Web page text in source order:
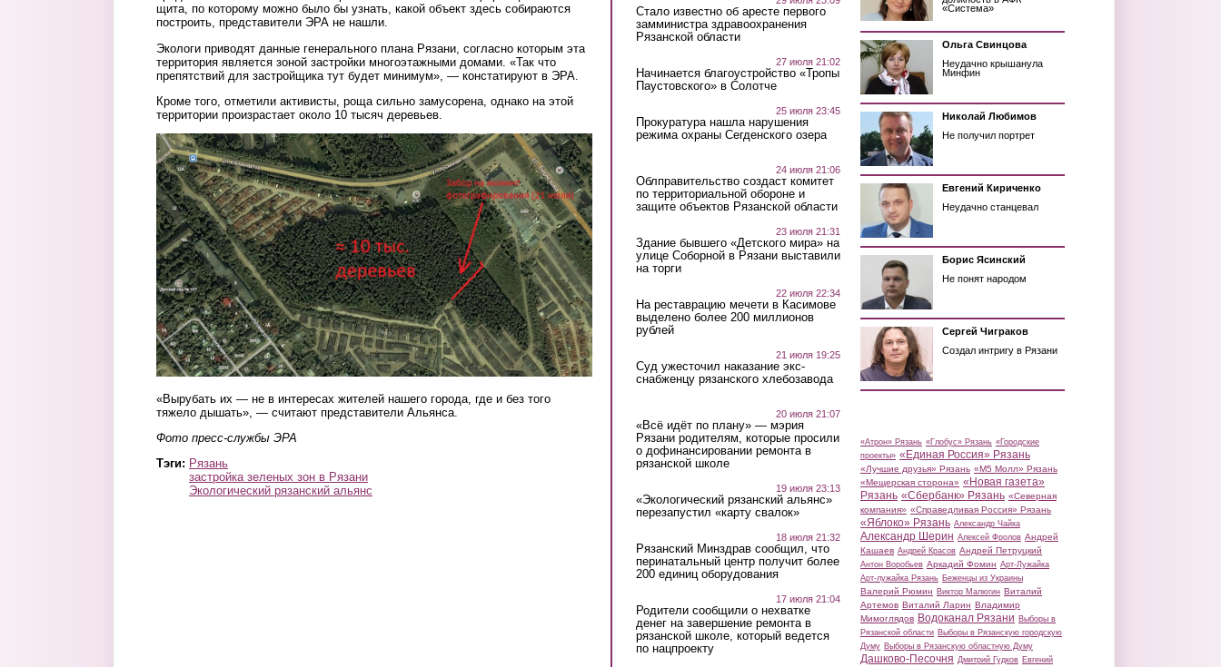
щита, по которому можно было бы узнать, какой объект здесь собираются
построить, представители ЭРА не нашли.
Экологи приводят данные генерального плана Рязани, согласно которым эта
территория является зоной застройки многоэтажными домами. «Так что
препятствий для застройщика тут будет минимум», — констатируют в ЭРА.
Кроме того, отметили активисты, роща сильно замусорена, однако на этой
территории произрастает около 10 тысяч деревьев.
2.jpg
«Вырубать их — не в интересах жителей нашего города, где и без того
тяжело дышать», — считают представители Альянса.
Фото пресс-службы ЭРА
Тэги: Рязань
застройка зеленых зон в Рязани
Экологический рязанский альянс
Стало известно об аресте первого
замминистра здравоохранения
Рязанской области
27 июля 21:02
Начинается благоустройство «Тропы
Паустовского» в Солотче
25 июля 23:45
Прокуратура нашла нарушения
режима охраны Сегденского озера
24 июля 21:06
Облправительство создаст комитет
по территориальной обороне и
защите объектов Рязанской области
23 июля 21:31
Здание бывшего «Детского мира» на
улице Соборной в Рязани выставили
на торги
22 июля 22:34
На реставрацию мечети в Касимове
выделено более 200 миллионов
рублей
21 июля 19:25
Суд ужесточил наказание экс-
снабженцу рязанского хлебозавода
20 июля 21:07
«Всё идёт по плану» — мэрия
Рязани родителям, которые просили
о дофинансировании ремонта в
рязанской школе
19 июля 23:13
«Экологический рязанский альянс»
перезапустил «карту свалок»
18 июля 21:32
Рязанский Минздрав сообщил, что
перинатальный центр получит более
200 единиц оборудования
17 июля 21:04
Родители сообщили о нехватке
денег на завершение ремонта в
рязанской школе, который ведется
по нацпроекту
«Система»
Ольга Свинцова
Неудачно крышанула
Минфин
Николай Любимов
Не получил портрет
Евгений Кириченко
Неудачно станцевал
Борис Ясинский
Не понят народом
Сергей Чиграков
Создал интригу в Рязани
«Атрон» Рязань «Глобус» Рязань «Городские
проекты» «Единая Россия» Рязань
«Лучшие друзья» Рязань «М5 Молл» Рязань
«Мещерская сторона» «Новая газета»
Рязань «Сбербанк» Рязань «Северная
компания» «Справедливая Россия» Рязань
«Яблоко» Рязань Александр Чайка
Александр Шерин Алексей Фролов Андрей
Кашаев Андрей Красов Андрей Петруцкий
Антон Воробьев Аркадий Фомин Арт-Лужайка
Арт-лужайка Рязань Беженцы из Украины
Валерий Рюмин Виктор Малюгин Виталий
Артемов Виталий Ларин Владимир
Мимоглядов Водоканал Рязани Выборы в
Рязанской области Выборы в Рязанскую городскую
Думу Выборы в Рязанскую областную Думу
Дашково-Песочня Дмитрий Гудков Евгений